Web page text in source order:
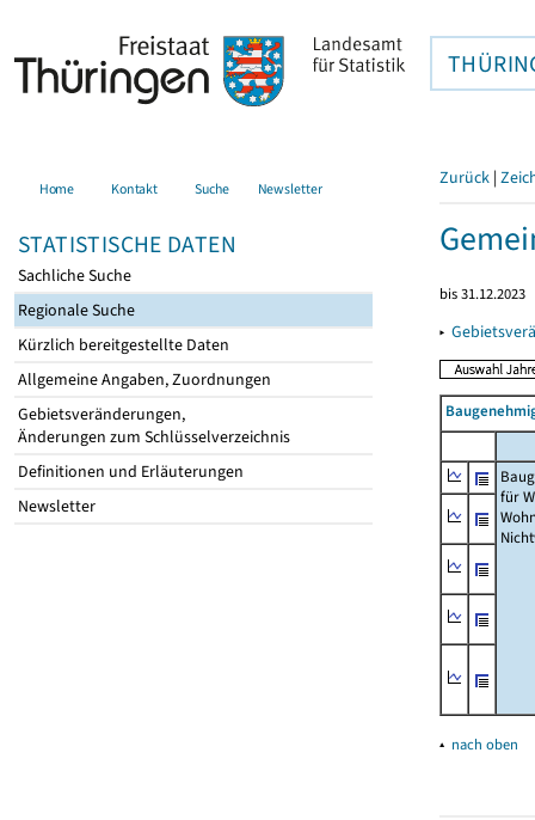
Home Kontakt Suche Newsletter
STATISTISCHE DATEN
Sachliche Suche
Regionale Suche
Kürzlich bereitgestellte Daten
Allgemeine Angaben, Zuordnungen
Gebietsveränderungen,
Änderungen zum Schlüsselverzeichnis
Definitionen und Erläuterungen
Newsletter
Zurück |
bis 31.12.2023
▸
für
▴ nach oben